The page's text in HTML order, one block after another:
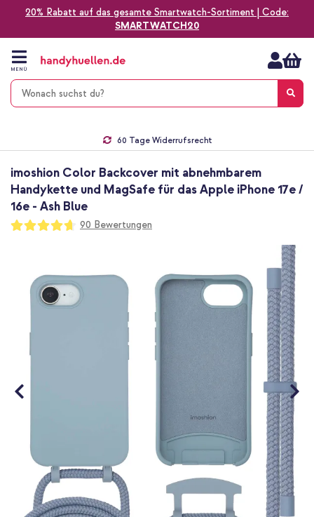
20% Rabatt auf das gesamte Smartwatch-Sortiment | Code:
SMARTWATCH20
Zum
Inhalt
springen
MENÜ
60 Tage Widerrufsrecht
imoshion Color Backcover mit abnehmbarem
Handykette und MagSafe für das Apple iPhone 17e /
16e - Ash Blue
Bewertung:
93
100
90 Bewertungen
Bildgalerie
springen